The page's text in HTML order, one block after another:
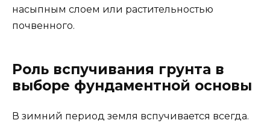
насыпным слоем или растительностью
почвенного.
Роль вспучивания грунта в
выборе фундаментной основы
В зимний период земля вспучивается всегда.